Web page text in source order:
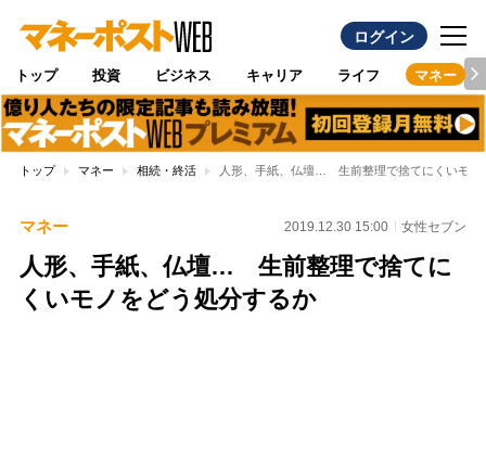
ログイン
トップ 投資 ビジネス キャリア ライフ マネー
トップ マネー 相続・終活 人形、手紙、仏壇… 生前整理で捨てにくいモノ
マネー 2019.12.30 15:00 女性セブン
人形、手紙、仏壇… 生前整理で捨てに
くいモノをどう処分するか